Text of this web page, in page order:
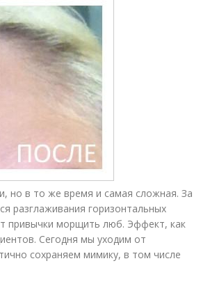
но в то же время и самая сложная. За
разглаживания горизонтальных
привычки морщить люб. Эффект, как
Сегодня мы уходим от
сохраняем мимику, в том числе